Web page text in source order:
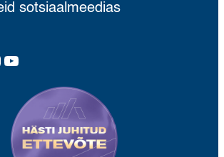
sotsiaalmeedias
YouTube